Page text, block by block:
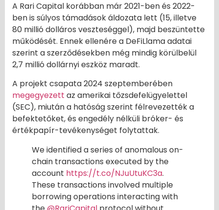
A Rari Capital korábban már 2021-ben és 2022-
ben is súlyos támadások áldozata lett (15, illetve
80 millió dolláros veszteséggel), majd beszüntette
működését. Ennek ellenére a DeFiLlama adatai
szerint a szerződésekben még mindig körülbelül
2,7 millió dollárnyi eszköz maradt.
A projekt csapata 2024 szeptemberében
megegyezett az amerikai tőzsdefelügyelettel
(SEC), miután a hatóság szerint félrevezették a
befektetőket, és engedély nélküli bróker- és
értékpapír-tevékenységet folytattak.
We identified a series of anomalous on-
chain transactions executed by the
account https://t.co/NJuUtuKC3a.
These transactions involved multiple
borrowing operations interacting with